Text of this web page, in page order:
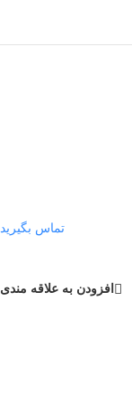
تماس بگیرید
افزودن به علاقه مندی